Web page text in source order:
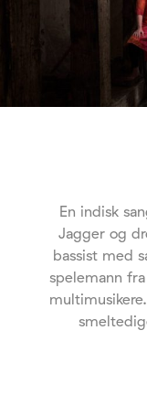
En indisk
Jagger og
bassist med
spelemann